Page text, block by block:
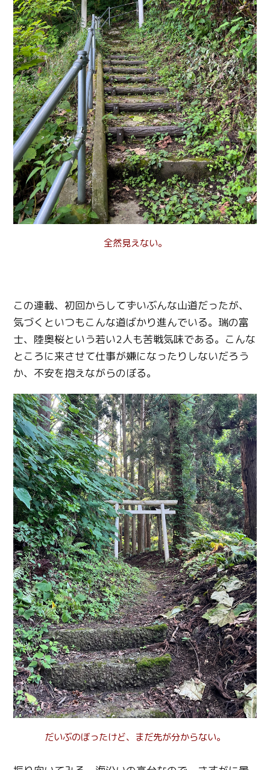
全然見えない。
この連載、初回からしてずいぶんな山道だったが、
気づくといつもこんな道ばかり進んでいる。瑞の富
士、陸奥桜という若い2人も苦戦気味である。こんな
ところに来させて仕事が嫌になったりしないだろう
か、不安を抱えながらのぼる。
だいぶのぼったけど、まだ先が分からない。